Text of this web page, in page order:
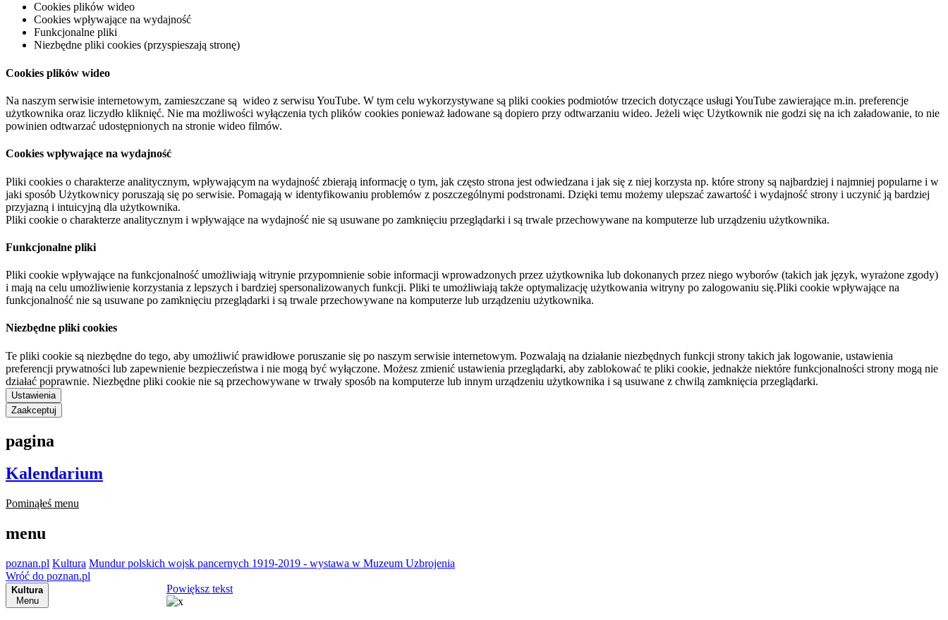
Cookies plików wideo
Cookies wpływające na wydajność
Funkcjonalne pliki
Niezbędne pliki cookies (przyspieszają stronę)
Cookies plików wideo
Na naszym serwisie internetowym, zamieszczane są wideo z serwisu YouTube. W tym celu wykorzystywane są pliki cookies podmiotów trzecich dotyczące usługi YouTube zawierające m.in. preferencje
użytkownika oraz liczydło kliknięć. Nie ma możliwości wyłączenia tych plików cookies ponieważ ładowane są dopiero przy odtwarzaniu wideo. Jeżeli więc Użytkownik nie godzi się na ich załadowanie, to nie
powinien odtwarzać udostępnionych na stronie wideo filmów.
Cookies wpływające na wydajność
Pliki cookies o charakterze analitycznym, wpływającym na wydajność zbierają informację o tym, jak często strona jest odwiedzana i jak się z niej korzysta np. które strony są najbardziej i najmniej popularne i w
jaki sposób Użytkownicy poruszają się po serwisie. Pomagają w identyfikowaniu problemów z poszczególnymi podstronami. Dzięki temu możemy ulepszać zawartość i wydajność strony i uczynić ją bardziej
przyjazną i intuicyjną dla użytkownika.
Pliki cookie o charakterze analitycznym i wpływające na wydajność nie są usuwane po zamknięciu przeglądarki i są trwale przechowywane na komputerze lub urządzeniu użytkownika.
Funkcjonalne pliki
Pliki cookie wpływające na funkcjonalność umożliwiają witrynie przypomnienie sobie informacji wprowadzonych przez użytkownika lub dokonanych przez niego wyborów (takich jak język, wyrażone zgody)
i mają na celu umożliwienie korzystania z lepszych i bardziej spersonalizowanych funkcji. Pliki te umożliwiają także optymalizację użytkowania witryny po zalogowaniu się.Pliki cookie wpływające na
funkcjonalność nie są usuwane po zamknięciu przeglądarki i są trwale przechowywane na komputerze lub urządzeniu użytkownika.
Niezbędne pliki cookies
Te pliki cookie są niezbędne do tego, aby umożliwić prawidłowe poruszanie się po naszym serwisie internetowym. Pozwalają na działanie niezbędnych funkcji strony takich jak logowanie, ustawienia
preferencji prywatności lub zapewnienie bezpieczeństwa i nie mogą być wyłączone. Możesz zmienić ustawienia przeglądarki, aby zablokować te pliki cookie, jednakże niektóre funkcjonalności strony mogą nie
działać poprawnie. Niezbędne pliki cookie nie są przechowywane w trwały sposób na komputerze lub innym urządzeniu użytkownika i są usuwane z chwilą zamknięcia przeglądarki.
Ustawienia
Zaakceptuj
pagina
Kalendarium
Pominąłeś menu
menu
poznan.pl Kultura Mundur polskich wojsk pancernych 1919-2019 - wystawa w Muzeum Uzbrojenia
Wróć do poznan.pl
Kultura
Menu
Powiększ tekst